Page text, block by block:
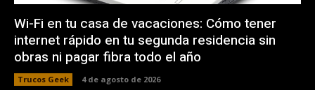
Wi-Fi en tu casa de vacaciones: Cómo tener
internet rápido en tu segunda residencia sin
obras ni pagar fibra todo el año
Trucos Geek 4 de agosto de 2026